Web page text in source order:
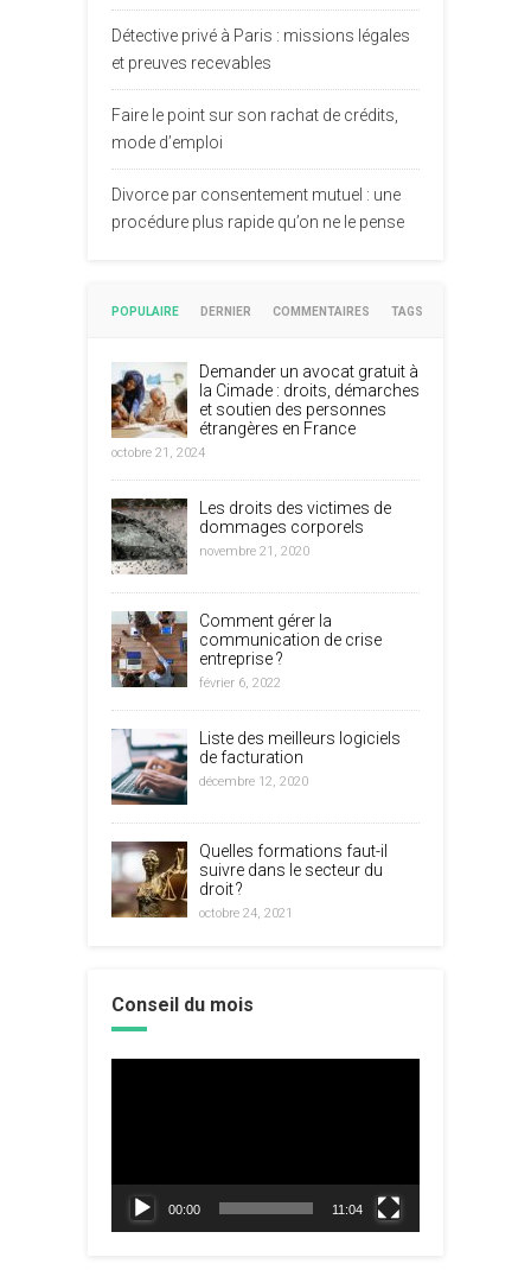
Détective privé à Paris : missions légales
et preuves recevables
Faire le point sur son rachat de crédits,
mode d’emploi
Divorce par consentement mutuel : une
procédure plus rapide qu’on ne le pense
POPULAIRE DERNIER COMMENTAIRES TAGS
Demander un avocat gratuit à
la Cimade : droits, démarches
et soutien des personnes
étrangères en France
octobre 21, 2024
Les droits des victimes de
dommages corporels
novembre 21, 2020
Comment gérer la
communication de crise
entreprise ?
février 6, 2022
Liste des meilleurs logiciels
de facturation
décembre 12, 2020
Quelles formations faut-il
suivre dans le secteur du
droit ?
octobre 24, 2021
Conseil du mois
00:00 11:04